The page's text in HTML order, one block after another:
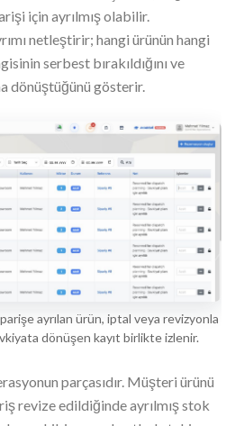
için ayrılmış olabilir.
netleştirir; hangi ürünün hangi
serbest bırakıldığını ve
dönüştüğünü gösterir.
ayrılan ürün, iptal veya revizyonla
dönüşen kayıt birlikte izlenir.
parçasıdır. Müşteri ürünü
revize edildiğinde ayrılmış stok